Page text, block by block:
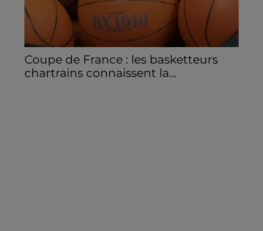
Coupe de France : les basketteurs
chartrains connaissent la...